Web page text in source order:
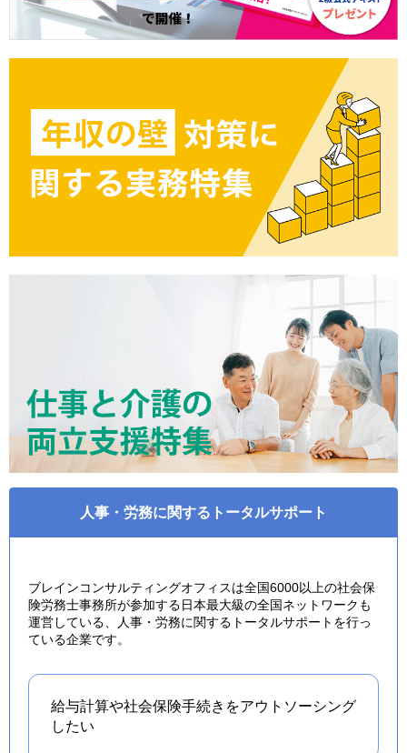
人事・労務に関するトータルサポート
ブレインコンサルティングオフィスは全国6000以上の社会保
険労務士事務所が参加する日本最大級の全国ネットワークも
運営している、人事・労務に関するトータルサポートを行っ
ている企業です。
給与計算や社会保険手続きをアウトソーシング
したい